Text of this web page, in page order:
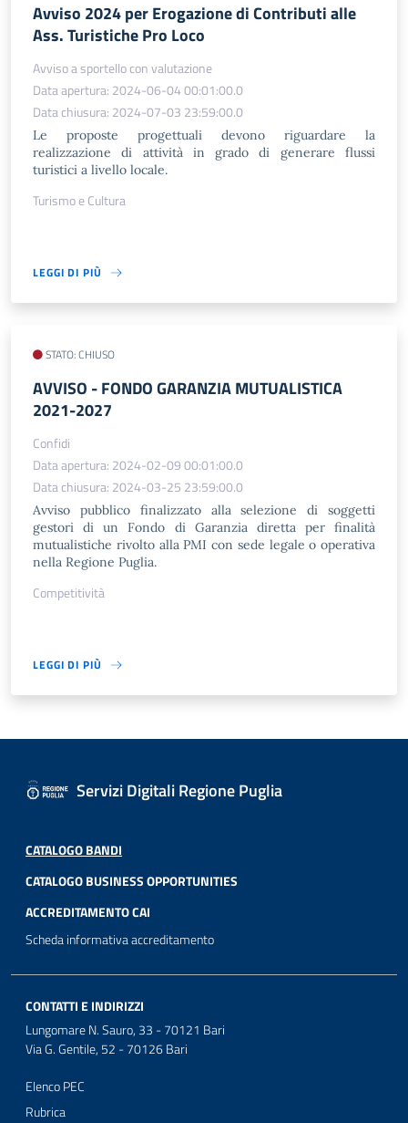
Avviso 2024 per Erogazione di Contributi alle
Ass. Turistiche Pro Loco
Avviso a sportello con valutazione
Data apertura: 2024-06-04 00:01:00.0
Data chiusura: 2024-07-03 23:59:00.0
Le proposte progettuali devono riguardare la
realizzazione di attività in grado di generare flussi
turistici a livello locale.
Turismo e Cultura
LEGGI DI PIÙ
STATO: CHIUSO
AVVISO - FONDO GARANZIA MUTUALISTICA
2021-2027
Confidi
Data apertura: 2024-02-09 00:01:00.0
Data chiusura: 2024-03-25 23:59:00.0
Avviso pubblico finalizzato alla selezione di soggetti
gestori di un Fondo di Garanzia diretta per finalità
mutualistiche rivolto alla PMI con sede legale o operativa
nella Regione Puglia.
Competitività
LEGGI DI PIÙ
Servizi Digitali Regione Puglia
CATALOGO BANDI
CATALOGO BUSINESS OPPORTUNITIES
ACCREDITAMENTO CAI
Scheda informativa accreditamento
CONTATTI E INDIRIZZI
Lungomare N. Sauro, 33 - 70121 Bari
Via G. Gentile, 52 - 70126 Bari
Elenco PEC
Rubrica